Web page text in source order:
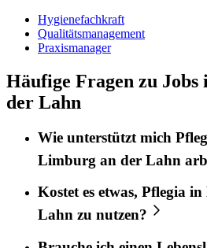
Hygienefachkraft
Qualitätsmanagement
Praxismanager
Häufige Fragen zu
der Lahn
Wie unterstützt mich
Limburg an der Lahn
Kostet es etwas, Pflegia in
Lahn zu nutzen?